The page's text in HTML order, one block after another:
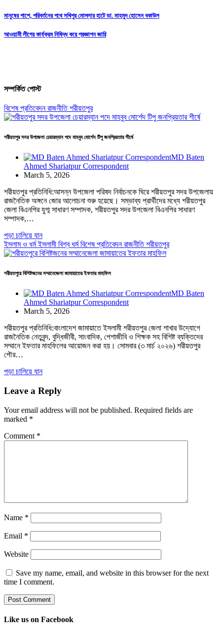
মানুষের পাশে, পরিবর্তনের পথে সখিপুর মোল্লার হাটে ডা. মাহমুদ হোসেন বকাউল
আওয়ামী লীগের কার্যক্রম নিষিদ্ধ করে প্রজ্ঞাপন জারি
সম্পর্কিত পোস্ট
বিশেষ প্রতিবেদনরাজনীতিশরীয়তপুর
শরীয়তপুর সদর উপজেলা চেয়ারম্যান পদে মাহবুব মোর্শেদ টিপু জনপ্রিয়তার শীর্ষে
MD Baten
Ahmed Shariatpur Correspondent
March 5, 2026
শরীয়তপুর প্রতিনিধি:আসন্ন উপজেলা পরিষদ নির্বাচনকে ঘিরে শরীয়তপুর সদর উপজেলায়
রাজনৈতিক অঙ্গনে জোর আলোচনা শুরু হয়েছে। সম্ভাব্য প্রার্থীদের মধ্যে শরীয়তপুর
জেলা বিএনপির যুগ্ম সাধারণ সম্পাদক, শরীয়তপুর সদর উপজেলা বিএনপির সাধারণ
সম্পাদক,…
পড়া চালিয়ে যান
ইসলাম ও ধর্মইসলামী বিশ্ব ধর্মবিশেষ প্রতিবেদনরাজনীতিশরীয়তপুর
শরীয়তপুরে বিশিষ্টজনের সম্মানেজেলা জামায়াতের ইফতার মাহফিল
MD Baten
Ahmed Shariatpur Correspondent
March 5, 2026
শরীয়তপুর প্রতিনিধি:বাংলাদেশ জামায়াতে ইসলামী শরীয়তপুর জেলা শাখার উদ্যোগে
রাজনৈতিক নেতৃবৃন্দ, বুদ্ধিজীবী, সাংবাদিক, পেশাজীবি ও শিক্ষক সহ বিশিষ্ট ব্যক্তিদের
সম্মানে ইফতার মাহফিলের আয়োজন করা হয়। সোমবার (৩ মার্চ ২০২৬) শরীয়তপুর
পৌর…
পড়া চালিয়ে যান
Leave a Reply
Your email address will not be published. Required fields are
marked *
Comment *
Name *
Email *
Website
Save my name, email, and website in this browser for the next
time I comment.
Like us on Facebook